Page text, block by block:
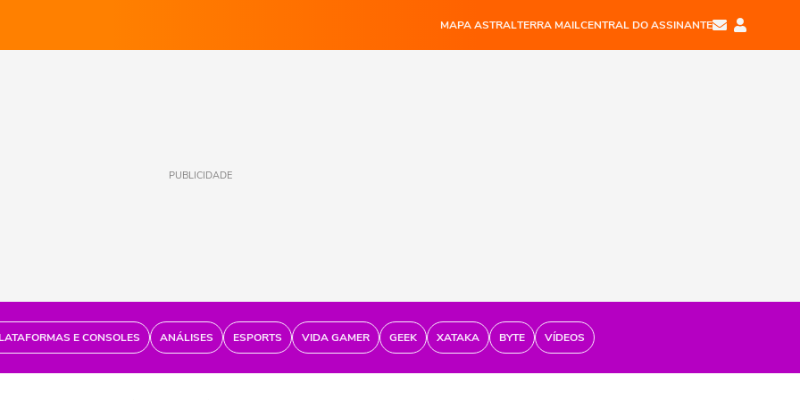
MAPA ASTRALTERRA MAILCENTRAL DO ASSINANTE
PUBLICIDADE
E CONSOLES ANÁLISES ESPORTS VIDA GAMER GEEK XATAKA BYTE VÍDEOS